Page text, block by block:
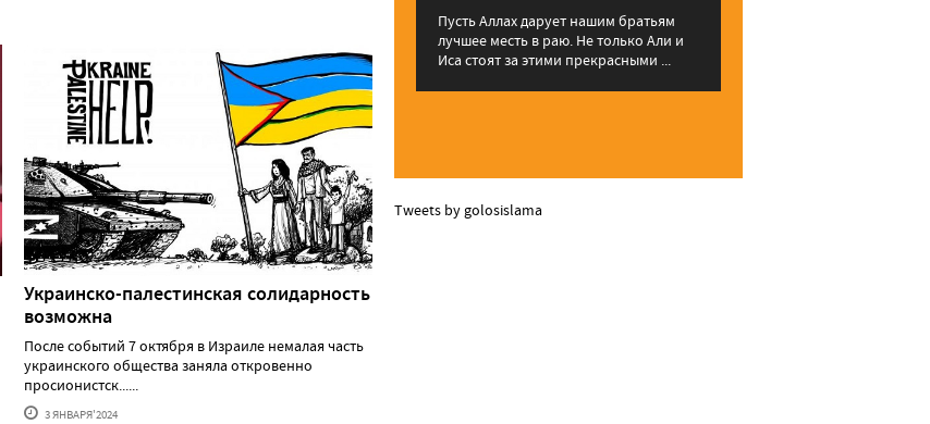
Украинско-палестинская солидарность
возможна
После событий 7 октября в Израиле немалая часть
украинского общества заняла откровенно
просионистск......
3 ЯНВАРЯ'2024
Пусть Аллах дарует нашим братьям
лучшее месть в раю. Не только Али и
Иса стоят за этими прекрасными ...
Tweets by golosislama